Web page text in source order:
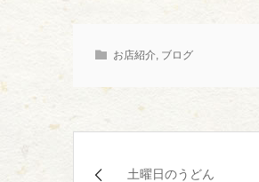
お店紹介, ブログ
土曜日のうどん